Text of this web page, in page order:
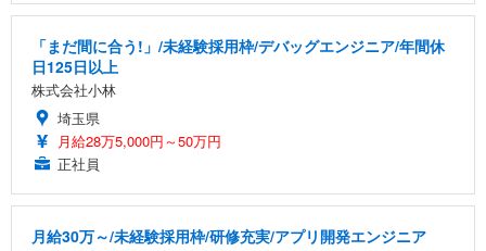
「まだ間に合う!」/未経験採用枠/デバッグエンジニア/年間休
日125日以上
株式会社小林
埼玉県
月給28万5,000円～50万円
正社員
月給30万～/未経験採用枠/研修充実/アプリ開発エンジニア